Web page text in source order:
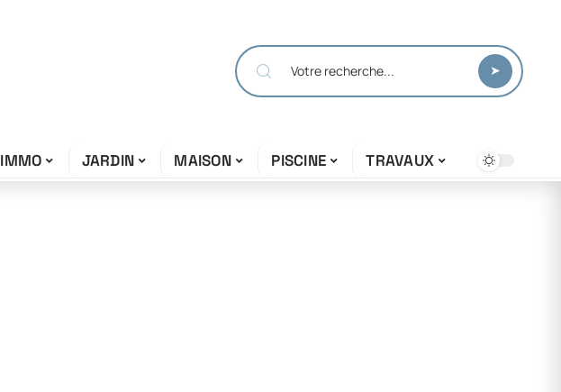
IMMO JARDIN MAISON PISCINE TRAVAUX